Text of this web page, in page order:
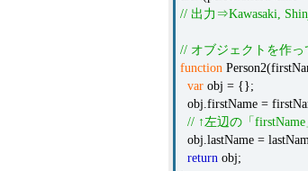
// 出力⇒Kawasaki,
// オブジェクトを作
function
var obj = {};
obj.firstName =
// ↑左辺の「
obj.lastName =
return obj;